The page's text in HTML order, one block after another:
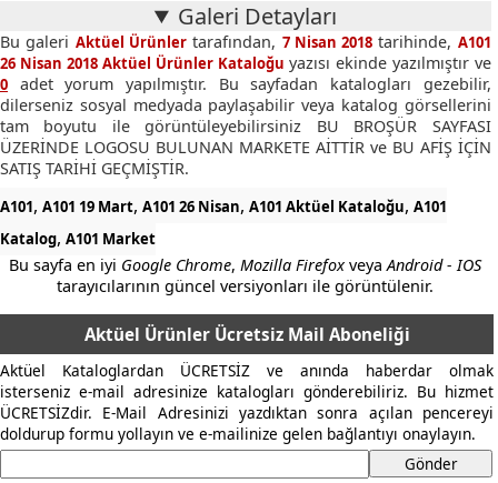
Galeri Detayları
Bu galeri Aktüel Ürünlertarafından, 7 Nisan 2018 tarihinde, A101
26 Nisan 2018 Aktüel Ürünler Kataloğu yazısı ekinde yazılmıştır ve
0 adet yorum yapılmıştır. Bu sayfadan katalogları gezebilir,
dilerseniz sosyal medyada paylaşabilir veya katalog görsellerini
tam boyutu ile görüntüleyebilirsiniz BU BROŞÜR SAYFASI
ÜZERİNDE LOGOSU BULUNAN MARKETE AİTTİR ve BU AFİŞ İÇİN
SATIŞ TARİHİ GEÇMİŞTİR.
A101, A101 19 Mart, A101 26 Nisan, A101 Aktüel Kataloğu, A101
Katalog, A101 Market
Bu sayfa en iyi Google Chrome,Mozilla Firefox veyaAndroid - IOS
tarayıcılarının güncel versiyonları ile görüntülenir.
Aktüel Ürünler Ücretsiz Mail Aboneliği
Aktüel Kataloglardan ÜCRETSİZ ve anında haberdar olmak
isterseniz e-mail adresinize katalogları gönderebiliriz. Bu hizmet
ÜCRETSİZdir. E-Mail Adresinizi yazdıktan sonra açılan pencereyi
doldurup formu yollayın ve e-mailinize gelen bağlantıyı onaylayın.